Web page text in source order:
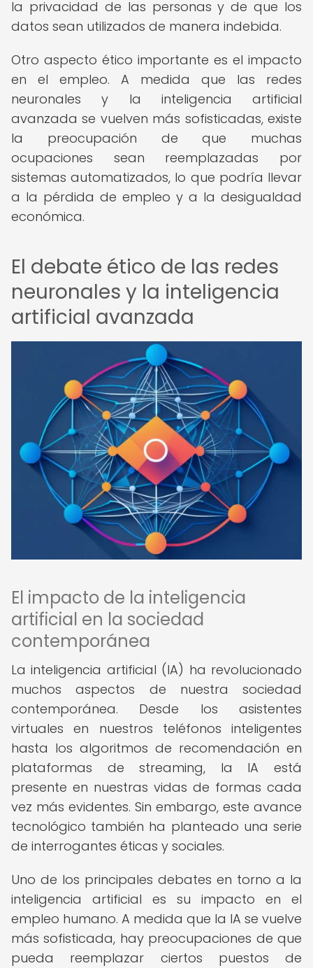
la privacidad de las personas y de que los
datos sean utilizados de manera indebida.
Otro aspecto ético importante es el impacto
en el empleo. A medida que las redes
neuronales y la inteligencia artificial
avanzada se vuelven más sofisticadas, existe
la preocupación de que muchas
ocupaciones sean reemplazadas por
sistemas automatizados, lo que podría llevar
a la pérdida de empleo y a la desigualdad
económica.
El debate ético de las redes
neuronales y la inteligencia
artificial avanzada
El impacto de la inteligencia
artificial en la sociedad
contemporánea
La inteligencia artificial (IA) ha revolucionado
muchos aspectos de nuestra sociedad
contemporánea. Desde los asistentes
virtuales en nuestros teléfonos inteligentes
hasta los algoritmos de recomendación en
plataformas de streaming, la IA está
presente en nuestras vidas de formas cada
vez más evidentes. Sin embargo, este avance
tecnológico también ha planteado una serie
de interrogantes éticas y sociales.
Uno de los principales debates en torno a la
inteligencia artificial es su impacto en el
empleo humano. A medida que la IA se vuelve
más sofisticada, hay preocupaciones de que
pueda reemplazar ciertos puestos de